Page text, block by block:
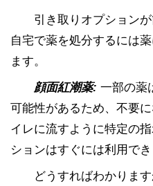
引き取りオプション
自宅で薬を処分するには
ます。
顔面紅潮薬: 一部の薬
可能性があるため、不要
イレに流すように特定の
ションはすぐには利用でき
どうすればわかりま